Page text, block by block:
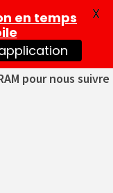
pour nous suivre
en temps
X